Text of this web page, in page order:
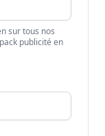
sur tous nos
publicité en